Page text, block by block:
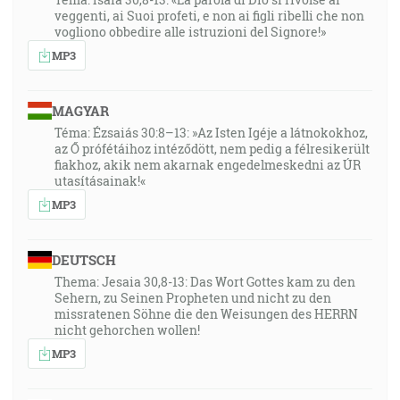
zástup ľudí a bolo mu ich ľúto …
Matúš 20:34
hneď prezreli a išli za ním."
15:40
"2. Korinťanom 5:14-15", "Lebo láska Kristova nás núti,
ktorí sme usúdili toto: že ak jeden zomrel za všetkých,
tedy všetci zomreli, a za všetkých zomrel preto, aby tí,
za nich i vstal z mŕtvych. "
17:38
"2. Korinťanom 5:17-18", "Takže ak je niekto v Kristovi,
je novým stvorením; drievne pominulo, hľa, všetko je
nové. Ale to všetko z Boha, ktorý nás smieril sám so
veggenti, ai Suoi profeti, e non ai figli ribelli che non
vogliono obbedire alle istruzioni del Signore!»
MP3
MAGYAR
Téma: Ézsaiás 30:8–13: »Az Isten Igéje a látnokokhoz,
az Ő prófétáihoz intéződött, nem pedig a félresikerült
fiakhoz, akik nem akarnak engedelmeskedni az ÚR
utasításainak!«
MP3
DEUTSCH
Thema: Jesaia 30,8-13: Das Wort Gottes kam zu den
Sehern, zu Seinen Propheten und nicht zu den
missratenen Söhne die den Weisungen des HERRN
nicht gehorchen wollen!
MP3